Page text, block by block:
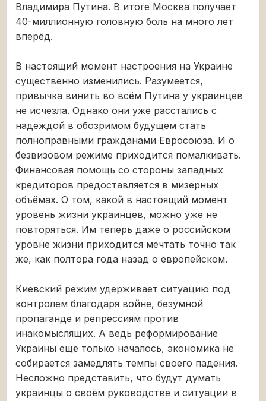
Владимира Путина. В итоге Москва получает
40-миллионную головную боль на много лет
вперёд.
В настоящий момент настроения на Украине
существенно изменились. Разумеется,
привычка винить во всём Путина у украинцев
не исчезла. Однако они уже расстались с
надеждой в обозримом будущем стать
полноправными гражданами Евросоюза. И о
безвизовом режиме приходится помалкивать.
Финансовая помощь со стороны западных
кредиторов предоставляется в мизерных
объёмах. О том, какой в настоящий момент
уровень жизни украинцев, можно уже не
повторяться. Им теперь даже о российском
уровне жизни приходится мечтать точно так
же, как полтора года назад о европейском.
Киевский режим удерживает ситуацию под
контролем благодаря войне, безумной
пропаганде и репрессиям против
инакомыслящих. А ведь реформирование
Украины ещё только началось, экономика не
собирается замедлять темпы своего падения.
Несложно представить, что будут думать
украинцы о своём руководстве и ситуации в